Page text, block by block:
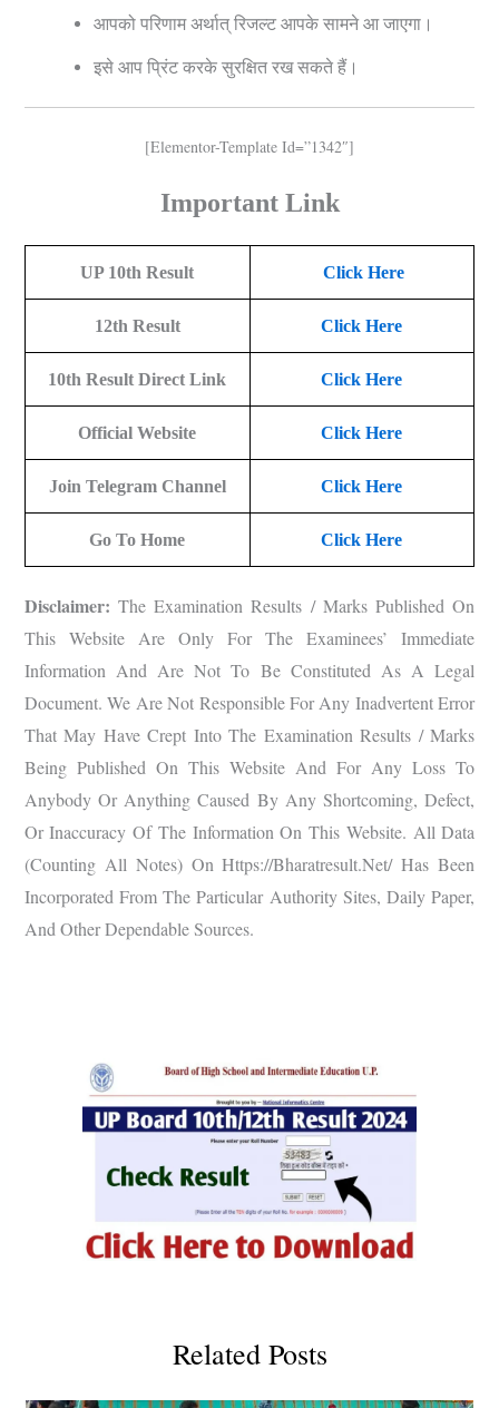
आपको परिणाम अर्थात् रिजल्ट आपके सामने आ जाएगा।
इसे आप प्रिंट करके सुरक्षित रख सकते हैं।
[elementor-Template Id=”1342″]
Important Link
UP 10th Result Click Here
12th Result Click Here
10th Result Direct Link Click Here
Official Website Click Here
Join Telegram Channel Click Here
Go To Home Click Here
Disclaimer: The Examination Results / Marks Published On
This Website Are Only For The Examinees’ Immediate
Information And Are Not To Be Constituted As A Legal
Document. We Are Not Responsible For Any Inadvertent Error
That May Have Crept Into The Examination Results / Marks
Being Published On This Website And For Any Loss To
Anybody Or Anything Caused By Any Shortcoming, Defect,
Or Inaccuracy Of The Information On This Website. All Data
(counting All Notes) On Https://bharatresult.net/ Has Been
Incorporated From The Particular Authority Sites, Daily Paper,
And Other Dependable Sources.
Related Posts